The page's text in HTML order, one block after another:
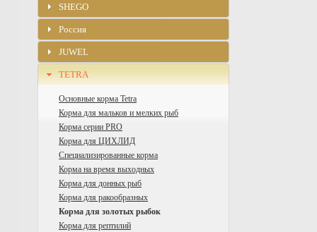
SHEGO
Россия
JUWEL
TETRA
Основные корма Tetra
Корма для мальков и мелких рыб
Корма серии PRO
Корма для ЦИХЛИД
Специализированные корма
Корма на время выходных
Корма для донных рыб
Корма для ракообразных
Корма для золотых рыбок
Корма для рептилий